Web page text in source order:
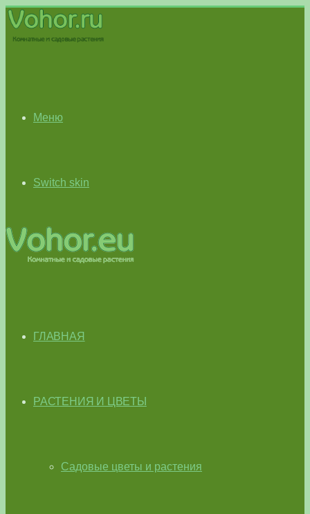
Меню
Switch skin
ГЛАВНАЯ
РАСТЕНИЯ И ЦВЕТЫ
Садовые цветы и растения